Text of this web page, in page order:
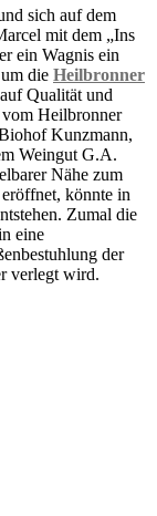
sich auf dem
mit dem „Ins
ein Wagnis ein
die Heilbronner
Qualität und
vom Heilbronner
Kunzmann,
Weingut G.A.
Nähe zum
eröffnet, könnte in
Zumal die
eine
der
verlegt wird.